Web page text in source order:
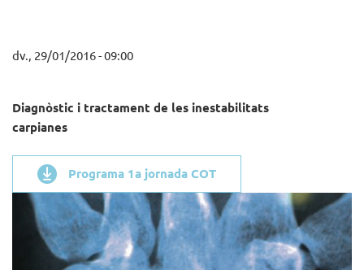
dv., 29/01/2016 - 09:00
Diagnòstic i tractament de les inestabilitats
carpianes
Programa 1a jornada COT